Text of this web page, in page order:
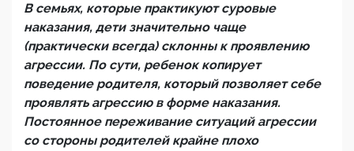
В семьях, которые практикуют суровые
наказания, дети значительно чаще
(практически всегда) склонны к проявлению
агрессии. По сути, ребенок копирует
поведение родителя, который позволяет себе
проявлять агрессию в форме наказания.
Постоянное переживание ситуаций агрессии
со стороны родителей крайне плохо